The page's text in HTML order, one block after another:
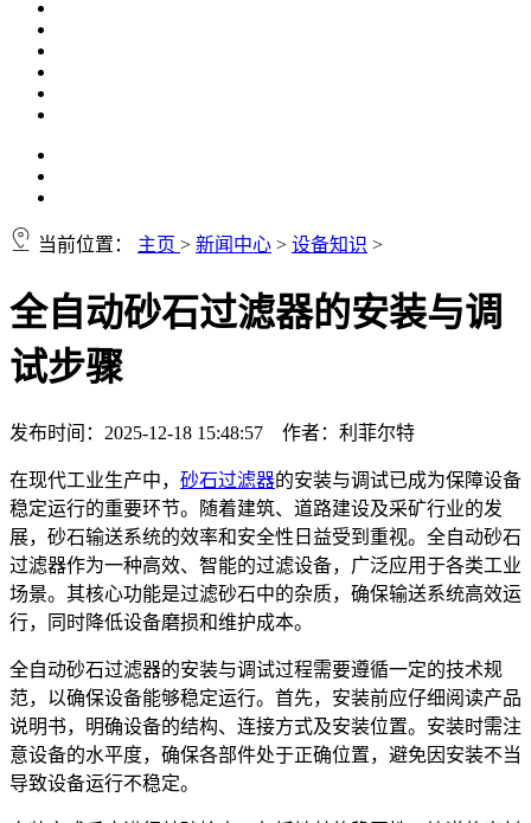
当前位置： 主页 > 新闻中心 > 设备知识 >
全自动砂石过滤器的安装与调
试步骤
发布时间：2025-12-18 15:48:57 作者：利菲尔特
在现代工业生产中， 砂石过滤器的安装与调试已成为保障设备
稳定运行的重要环节。随着建筑、道路建设及采矿行业的发
展，砂石输送系统的效率和安全性日益受到重视。全自动砂石
过滤器作为一种高效、智能的过滤设备，广泛应用于各类工业
场景。其核心功能是过滤砂石中的杂质，确保输送系统高效运
行，同时降低设备磨损和维护成本。
全自动砂石过滤器的安装与调试过程需要遵循一定的技术规
范，以确保设备能够稳定运行。首先，安装前应仔细阅读产品
说明书，明确设备的结构、连接方式及安装位置。安装时需注
意设备的水平度，确保各部件处于正确位置，避免因安装不当
导致设备运行不稳定。